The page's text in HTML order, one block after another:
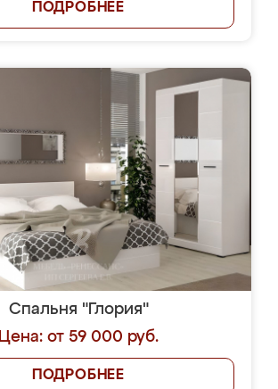
ПОДРОБНЕЕ
Спальня "Глория"
Цена: от 59 000 руб.
ПОДРОБНЕЕ